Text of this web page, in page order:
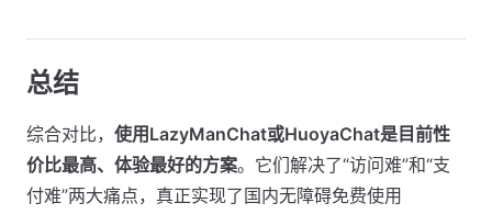
总结
综合对比， 使用LazyManChat或HuoyaChat是目前性
价比最高、体验最好的方案。它们解决了“访问难”和“支
付难”两大痛点，真正实现了国内无障碍免费使用